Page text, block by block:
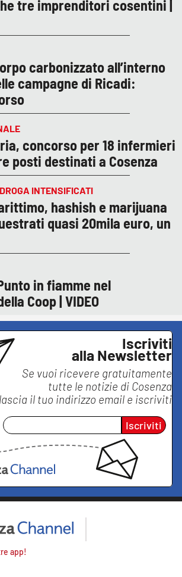
tre imprenditori cosentini |
carbonizzato all’interno
campagne di Ricadi:
concorso per 18 infermieri
posti destinati a Cosenza
INTENSIFICATI
hashish e marijuana
quasi 20mila euro, un
in fiamme nel
Coop | VIDEO
Iscriviti
alla Newsletter
Se vuoi ricevere gratuitamente
tutte le notizie di Cosenza
lascia il tuo indirizzo email e iscriviti
Iscriviti
app!